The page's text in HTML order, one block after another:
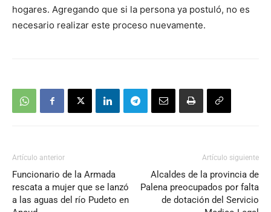
hogares. Agregando que si la persona ya postuló, no es
necesario realizar este proceso nuevamente.
Artículo anterior
Funcionario de la Armada
rescata a mujer que se lanzó
a las aguas del río Pudeto en
Artículo siguiente
Alcaldes de la provincia de
Palena preocupados por falta
de dotación del Servicio